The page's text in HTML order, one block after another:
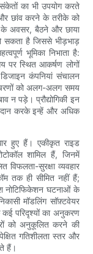
का भी उपयोग करते
छांव करने के तरीके को
के अवसर, बैठने और छाया
सकता है जिससे भीड़भाड़
भूमिका निभाता है:
पर स्थित आकर्षण लोगों
कंपनियां संचालन
को अलग-अलग समय
न पड़े। प्रौद्योगिकी इन
करके इन्हें और अधिक
हुए हैं। एकीकृत राइड
शामिल हैं, जिनमें
विफलता-सुरक्षा व्यवहार
तक ही सीमित नहीं हैं;
नोटिफिकेशन घटनाओं के
मॉडलिंग सॉफ़्टवेयर
कई परिदृश्यों का अनुकरण
को अनुकूलित करने की
गतिशीलता स्तर और
हैं।